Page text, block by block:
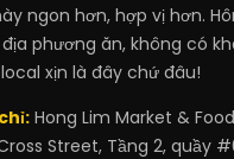
ngon hơn, hợp vị hơn.
phương ăn, không có
xịn là đây chứ đâu!
Hong Lim Market &
Street, Tầng 2, quầy